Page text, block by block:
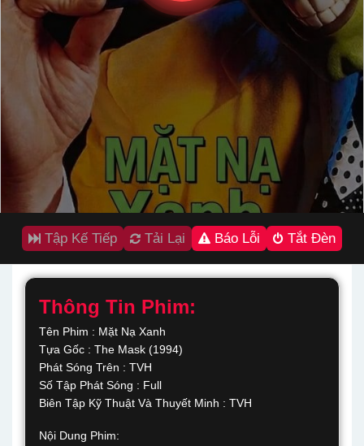
Tập Kế Tiếp Tải Lại Báo Lỗi Tắt Đèn
Thông Tin Phim:
Tên Phim : Mặt Nạ Xanh
Tựa Gốc : The Mask (1994)
Phát Sóng Trên : TVH
Số Tập Phát Sóng : Full
Biên Tập Kỹ Thuật Và Thuyết Minh : TVH
Nội Dung Phim: